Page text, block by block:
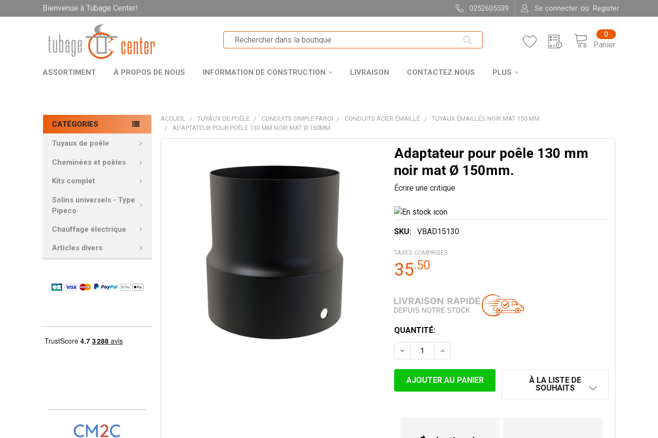
Bienvenue à Tubage Center! 0252605539 Se connecter ou Register
Panier
0
ASSORTIMENT À PROPOS DE NOUS INFORMATION DE CONSTRUCTION LIVRAISON CONTACTEZ NOUS PLUS
CATÉGORIES
Tuyaux de poêle
Cheminées et poêles
Kits complet
Solins universels - Type
Pipeco
Chauffage électrique
Articles divers
ACCUEIL TUYAUX DE POÊLE CONDUITS SIMPLE PAROI CONDUITS ACIER ÉMAILLÉ
TUYAUX ÉMAILLÉS NOIR MAT 150 MM
ADAPTATEUR POUR POÊLE 130 MM NOIR MAT Ø 150MM.
Adaptateur pour poêle 130 mm
noir mat Ø 150mm.
Écrire une critique
SKU: VBAD15130
TAXES COMPRISES
35.50
STOCK
ACTUEL:
QUANTITÉ:
DIMINUER LA QUANTITÉ DE ADAPTATEUR POUR POÊLE 130 MM
AUGMENTER LA QUANTITÉ DE ADAPTATEUR POUR
À LA LISTE DE
SOUHAITS
SÉLECTIONNER
SÉLECTION
AU PANIER